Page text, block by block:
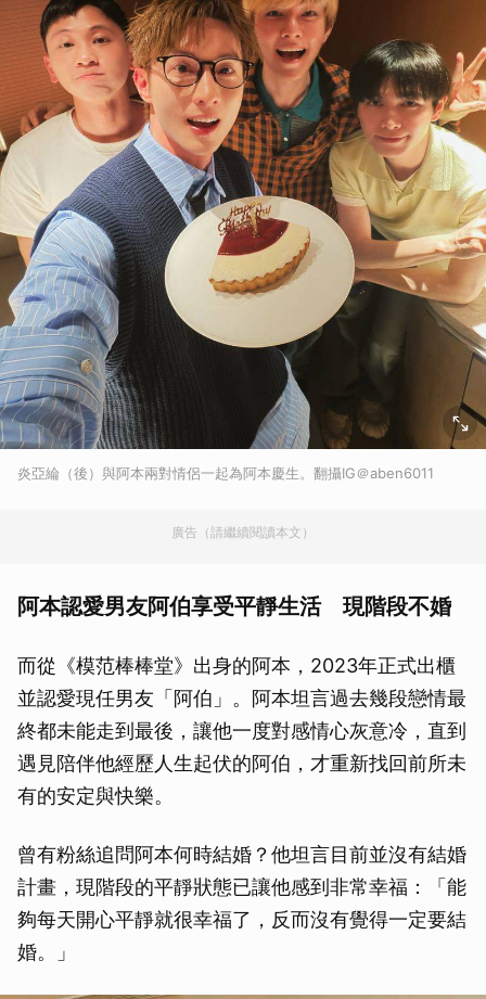
炎亞綸（後）與阿本兩對情侶一起為阿本慶生。翻攝IG＠aben6011
廣告（請繼續閱讀本文）
阿本認愛男友阿伯享受平靜生活 現階段不婚
而從《模范棒棒堂》出身的阿本，2023年正式出櫃
並認愛現任男友「阿伯」。阿本坦言過去幾段戀情最
終都未能走到最後，讓他一度對感情心灰意冷，直到
遇見陪伴他經歷人生起伏的阿伯，才重新找回前所未
有的安定與快樂。
曾有粉絲追問阿本何時結婚？他坦言目前並沒有結婚
計畫，現階段的平靜狀態已讓他感到非常幸福：「能
夠每天開心平靜就很幸福了，反而沒有覺得一定要結
婚。」